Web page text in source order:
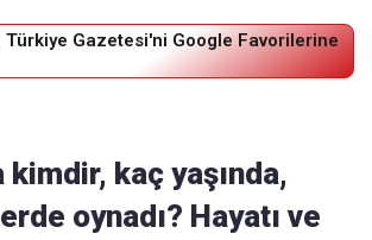
Türkiye Gazetesi'ni Google Favorilerine
kimdir, kaç yaşında,
oynadı? Hayatı ve